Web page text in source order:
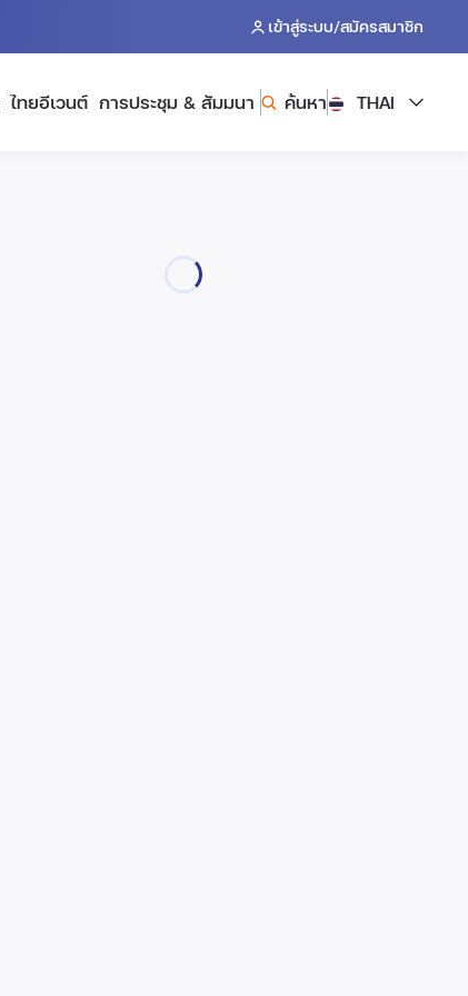
เข้าสู่ระบบ/สมัครสมาชิก
ไทยอีเวนต์ การประชุม & สัมมนา ค้นหา THAI